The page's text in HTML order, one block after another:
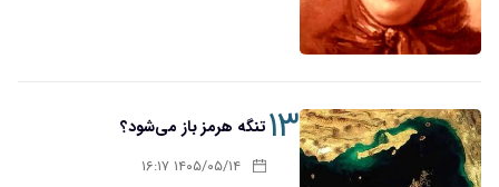
۱۳تنگه هرمز باز می‌شود؟
۱۴۰۵/۰۵/۱۴ ۱۶:۱۷